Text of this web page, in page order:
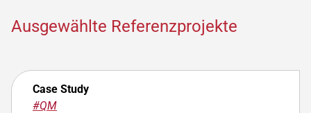
Ausgewählte Referenzprojekte
Case Study
#QM